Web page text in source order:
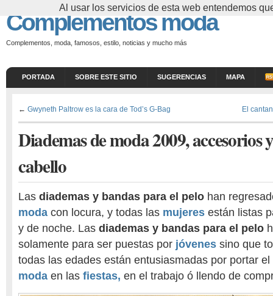
Complementos moda
Complementos, moda, famosos, estilo, noticias y mucho más
PORTADA SOBRE ESTE SITIO SUGERENCIAS MAPA
← Gwyneth Paltrow es la cara de Tod’s G-Bag El
Diademas de moda 2009, accesorios
cabello
Las diademas y bandas para el pelo han
moda con locura, y todas las mujeres están listas
y de noche. Las diademas y bandas para el pelo
solamente para ser puestas por jóvenes sino que
todas las edades están entusiasmadas por portar el
moda en las fiestas, en el trabajo ó llendo de
Al usar los servicios de esta web entendemos